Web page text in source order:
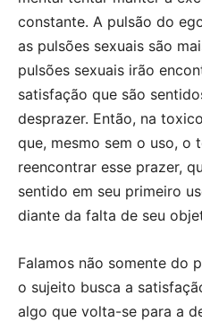
constante. A pulsão do
as pulsões sexuais são
pulsões sexuais irão
satisfação que são
desprazer. Então, na
que, mesmo sem o uso, o
reencontrar esse prazer,
sentido em seu primeiro
diante da falta de seu
Falamos não somente do
o sujeito busca a
algo que volta-se para a